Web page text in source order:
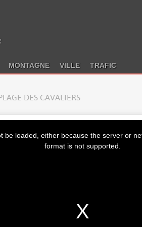
MONTAGNE VILLE TRAFIC
DES CAVALIERS
be loaded, either because the server or
format is not supported.